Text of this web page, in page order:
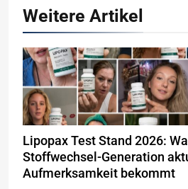
Weitere Artikel
Lipopax Test Stand 2026:
Stoffwechsel-Generation
Aufmerksamkeit bekommt